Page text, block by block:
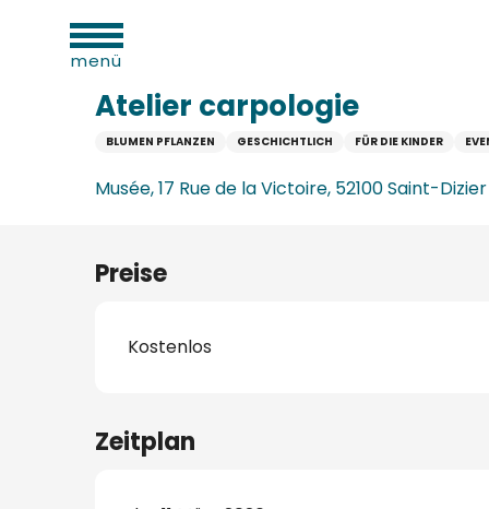
contenumenü
Startseite
Atelier carpologie
BLUMEN PFLANZEN GESCHICHTLICH FÜR DIE KINDER
Musée, 17 Rue de la Victoire, 52100 Saint-Dizier
Preise
Kostenlos
Zeitplan